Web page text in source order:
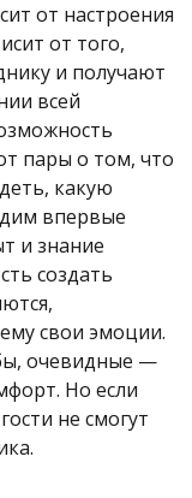
от настроения
от того,
и получают
всей
пары о том, что
какую
впервые
и знание
создать
свои эмоции.
очевидные —
Но если
не смогут